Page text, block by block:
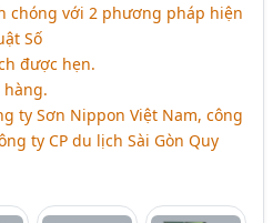
chóng với 2 phương pháp hiện
Số
được hẹn.
ty Sơn Nippon Việt Nam, công
ty CP du lịch Sài Gòn Quy